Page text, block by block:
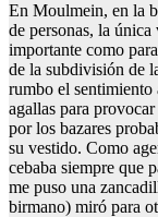
En Moulmein, en la
de personas, la
importante como
de la subdivisión de
rumbo el sentimiento
agallas para
por los bazares
su vestido. Como
cebaba siempre que
me puso una
birmano) miró para